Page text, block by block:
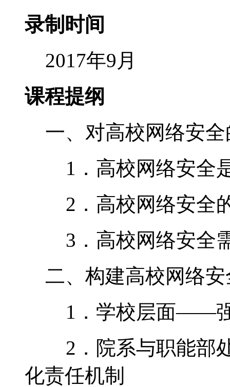
录制时间
2017年9月
课程提纲
一、对高校网络安全
1．高校网络安全
2．高校网络安全
3．高校网络安全
二、构建高校网络安
1．学校层面——强
2．院系与职能部
化责任机制